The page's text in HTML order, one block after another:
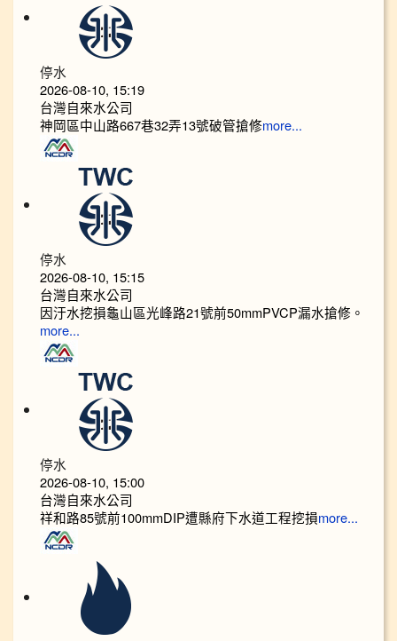
停水
2026-08-10, 15:19
台灣自來水公司
神岡區中山路667巷32弄13號破管搶修more...
停水
2026-08-10, 15:15
台灣自來水公司
因汙水挖損龜山區光峰路21號前50mmPVCP漏水搶修。
more...
停水
2026-08-10, 15:00
台灣自來水公司
祥和路85號前100mmDIP遭縣府下水道工程挖損more...